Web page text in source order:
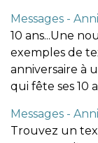
Messages -
10 ans...Une
exemples de
anniversaire à
qui fête ses 10
Messages -
Trouvez un